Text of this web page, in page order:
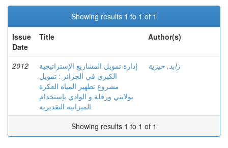
Showing results 1 to 1 of 1
Issue
Date
Title Author(s)
2012
إدارة تمويل المشاريع الإستراتيجية
الكبرى في الجزائر : تمويل
مشروع تطهير المياه العكرة
بولايتي ورقلة و الوادي بإستخدام
الميزانية التقديرية
زايد, حيزية
Showing results 1 to 1 of 1